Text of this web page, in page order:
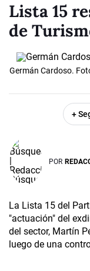
Lista 15
de
Germán Cardoso.
+
POR
La Lista 15 del
"actuación" del
del sector, Martín
luego de una